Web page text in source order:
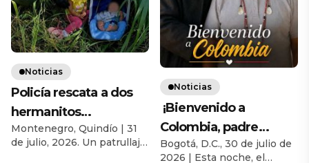
Noticias
Policía rescata a dos
hermanitos
abandonados por su
progenitora en zona
Montenegro, Quindío | 31
de julio, 2026. Un patrullaje
Noticias
¡Bienvenido a
Colombia, padre
Homero Marín
Bogotá, D.C., 30 de julio de
2026 | Esta noche, el